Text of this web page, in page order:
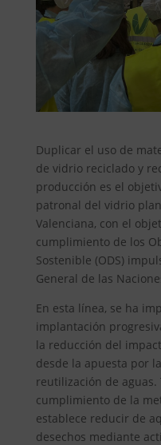
Duplicar el uso de
de vidrio reciclado y
producción es el
patronal del vidrio
Valenciana, con el
cumplimiento de los
Sostenible (ODS)
General de las
En esta línea, se ha
implantación
la reducción del
desde la apuesta por
reutilización de
cumplimiento de la
establece reducir de
desechos mediante